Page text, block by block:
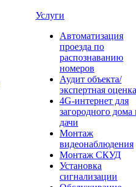
Услуги
Автоматизация
проезда по
распознаванию
номеров
Аудит объекта/
экспертная оценка
4G-интернет для
загородного дома
дачи
Монтаж
видеонаблюдения
Монтаж СКУД
Установка
сигнализации